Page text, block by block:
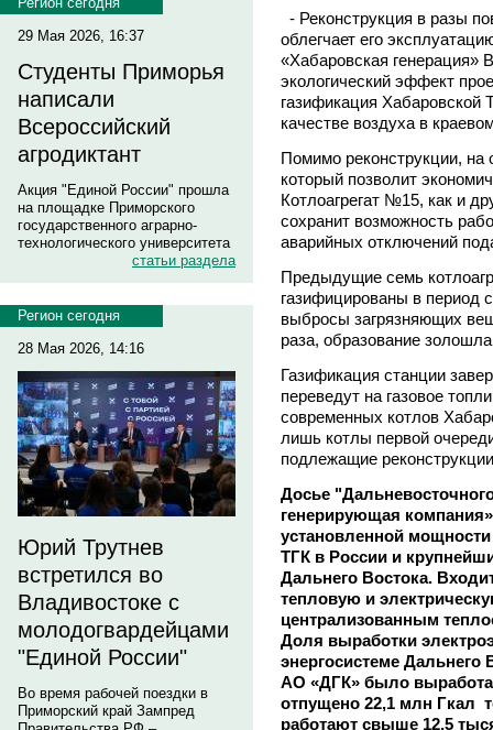
29 Мая 2026, 16:37
Студенты Приморья
написали
Всероссийский
агродиктант
Акция "Единой России" прошла
на площадке Приморского
государственного аграрно-
технологического университета
статьи раздела
Регион сегодня
28 Мая 2026, 14:16
Юрий Трутнев
встретился во
Владивостоке с
молодогвардейцами
"Единой России"
Во время рабочей поездки в
Приморский край Зампред
- Реконструкция в разы
облегчает его
«Хабаровская генерация»
экологический эффект
газификация Хабаровской
качестве воздуха в
Помимо реконструкции, на
который позволит
Котлоагрегат №15, как и
сохранит возможность
аварийных отключений
Предыдущие семь
газифицированы в период
выбросы загрязняющих
раза, образование
Газификация станции
переведут на газовое
современных котлов
лишь котлы первой
подлежащие
Досье
генерирующая
установленной мощности
ТГК в России и
Дальнего Востока.
тепловую и
централизованным
Доля выработки
энергосистеме Дальнего
АО «ДГК» было
отпущено 22,1 млн Гкал
работают свыше 12,5